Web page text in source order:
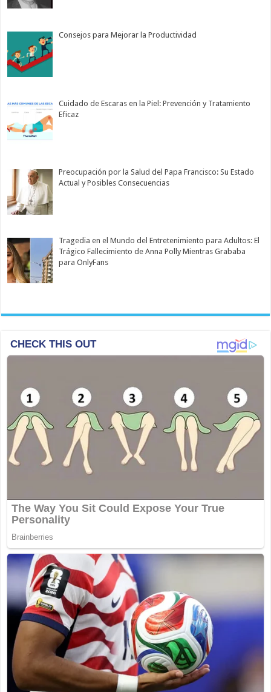
Consejos para Mejorar la Productividad
Cuidado de Escaras en la Piel: Prevención y Tratamiento
Eficaz
Preocupación por la Salud del Papa Francisco: Su Estado
Actual y Posibles Consecuencias
Tragedia en el Mundo del Entretenimiento para Adultos: El
Trágico Fallecimiento de Anna Polly Mientras Grababa
para OnlyFans